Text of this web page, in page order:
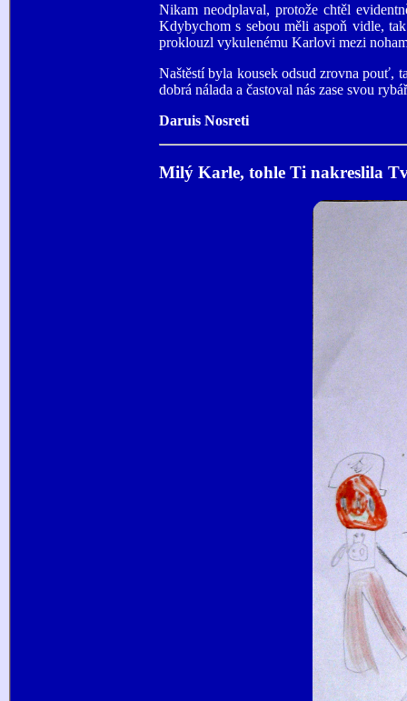
Nikam neodplaval, protože chtěl
Kdybychom s sebou měli aspoň vidle,
proklouzl vykulenému Karlovi mezi
Naštěstí byla kousek odsud zrovna pouť,
dobrá nálada a častoval nás zase svou
Daruis Nosreti
Milý Karle, tohle Ti nakreslila